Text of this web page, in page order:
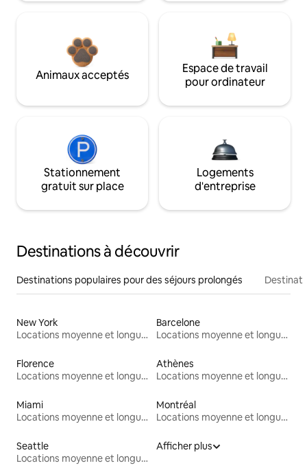
Animaux acceptés
Espace de travail
pour ordinateur
Stationnement
gratuit sur place
Logements
d'entreprise
Destinations à découvrir
Destinations populaires pour des séjours prolongés
New York
Locations moyenne et longue durée
Barcelone
Locations moyenne et longue durée
Florence
Locations moyenne et longue durée
Athènes
Locations moyenne et longue durée
Miami
Locations moyenne et longue durée
Montréal
Locations moyenne et longue durée
Seattle
Locations moyenne et longue durée
Afficher plus